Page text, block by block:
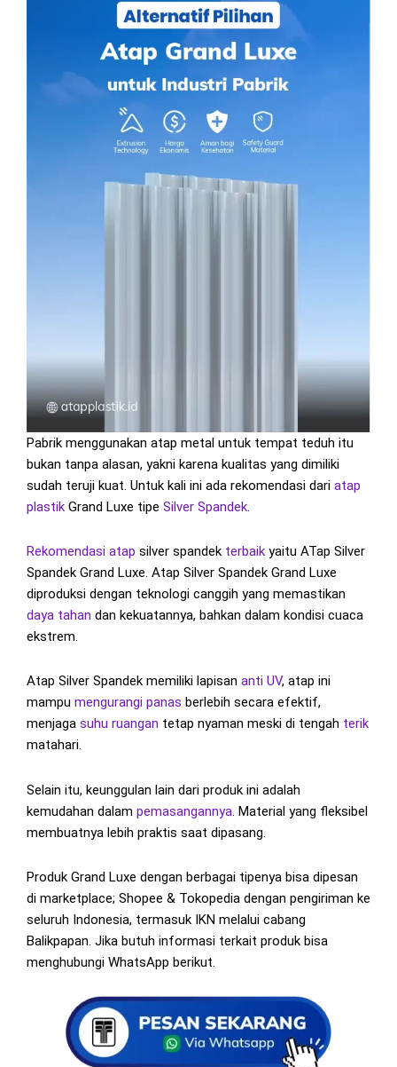
Pabrik menggunakan atap metal untuk tempat teduh itu
bukan tanpa alasan, yakni karena kualitas yang dimiliki
sudah teruji kuat. Untuk kali ini ada rekomendasi dari atap
plastik Grand Luxe tipe Silver Spandek.
Rekomendasi atap silver spandek terbaik yaitu ATap Silver
Spandek Grand Luxe. Atap Silver Spandek Grand Luxe
diproduksi dengan teknologi canggih yang memastikan
daya tahan dan kekuatannya, bahkan dalam kondisi cuaca
ekstrem.
Atap Silver Spandek memiliki lapisan anti UV, atap ini
mampu mengurangi panas berlebih secara efektif,
menjaga suhu ruangan tetap nyaman meski di tengah terik
matahari.
Selain itu, keunggulan lain dari produk ini adalah
kemudahan dalam pemasangannya . Material yang fleksibel
membuatnya lebih praktis saat dipasang.
Produk Grand Luxe dengan berbagai tipenya bisa dipesan
di marketplace; Shopee & Tokopedia dengan pengiriman ke
seluruh Indonesia, termasuk IKN melalui cabang
Balikpapan. Jika butuh informasi terkait produk bisa
menghubungi WhatsApp berikut.